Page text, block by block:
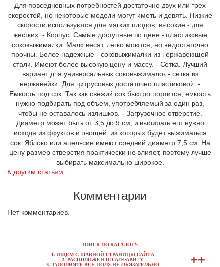
Для повседневных потребностей достаточно двух или трех
скоростей, но некоторые модели могут иметь и девять. Низкие
скорости используются для мягких плодов, высокие - для
жестких. - Корпус. Самые доступные по цене - пластиковые
соковыжималки. Мало весят, легко моются, но недостаточно
прочны. Более надежные - соковыжималки из нержавеющей
стали. Имеют более высокую цену и массу. - Сетка. Лучший
вариант для универсальных соковыжималок - сетка из
нержавейки. Для цитрусовых достаточно пластиковой. -
Емкость под сок. Так как свежий сок быстро портится, емкость
нужно подбирать под объем, употребляемый за один раз,
чтобы не оставалось излишков. - Загрузочное отверстие.
Диаметр может быть от 3,5 до 9 см, и выбирать его нужно
исходя из фруктов и овощей, из которых будет выжиматься
сок. Яблоко или апельсин имеют средний диаметр 7,5 см. На
цену размер отверстия практически не влияет, поэтому лучше
выбирать максимально широкое.
К другим статьям
Комментарии
Нет комментариев.
ПОИСК ПО КАТАЛОГУ:
1. ИЩЕМ С ГЛАВНОЙ СТРАНИЦЫ САЙТА
+
+
2. РАСПОЛОЖЕН ПО АЛФАВИТУ
3. ЗАПОЛНЯТЬ ВСЕ ПОЛЯ НЕ ОБЯЗАТЕЛЬНО